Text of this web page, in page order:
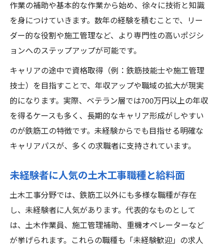
作業の補助や基本的な作業から始め、徐々に技術と知識
を身につけていきます。数年の経験を積むことで、リー
ダー的な役割や施工管理など、より専門性の高いポジシ
ョンへのステップアップが可能です。
キャリアの途中で資格取得（例：鉄筋技能士や施工管理
技士）を目指すことで、年収アップや職域の拡大が現実
的になります。実際、ベテラン層では700万円以上の年収
を得るケースも多く、長期的なキャリア形成がしやすい
のが鉄筋工の特徴です。未経験からでも目指せる明確な
キャリアパスが、多くの求職者に支持されています。
未経験者に人気の土木工事職種と給料面
土木工事分野では、鉄筋工以外にも多様な職種が存在
し、未経験者に人気があります。代表的なものとして
は、土木作業員、施工管理補助、重機オペレーターなど
が挙げられます。これらの職種も「未経験歓迎」の求人